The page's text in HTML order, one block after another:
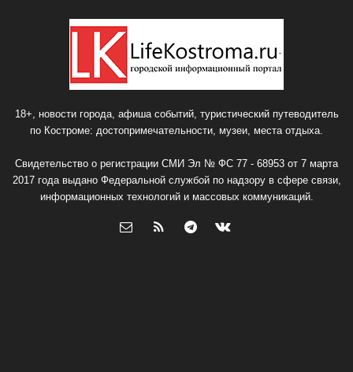
18+, новости города, афиша событий, туристический путеводитель
по Костроме: достопримечательности, музеи, места отдыха.
Свидетельство о регистрации СМИ Эл № ФС 77 - 68953 от 7 марта
2017 года выдано Федеральной службой по надзору в сфере связи,
информационных технологий и массовых коммуникаций.